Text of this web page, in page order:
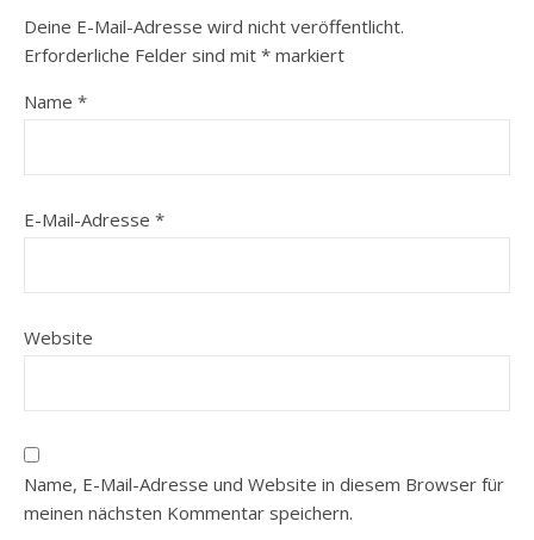
Deine E-Mail-Adresse wird nicht veröffentlicht.
Erforderliche Felder sind mit * markiert
Name *
E-Mail-Adresse *
Website
Name, E-Mail-Adresse und Website in diesem Browser für
meinen nächsten Kommentar speichern.